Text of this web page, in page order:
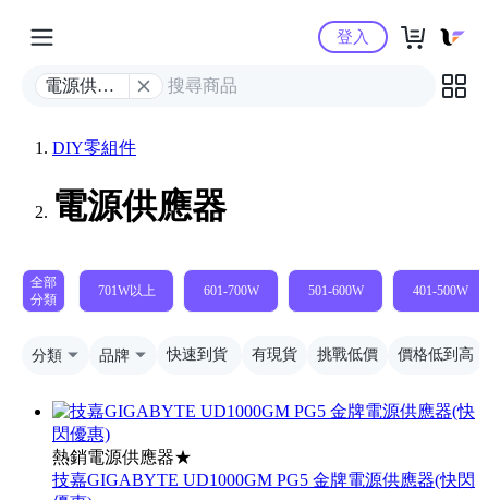
Yahoo購物中心
電源供應
登入
DIY零組件
電源供應器
全部
分類
701W以上 601-700W 501-600W 401-500W
分類 品牌 快速到貨 有現貨 挑戰低價 價格低到高
熱銷電源供應器★
技嘉GIGABYTE UD1000GM PG5 金牌電源供應器(快閃